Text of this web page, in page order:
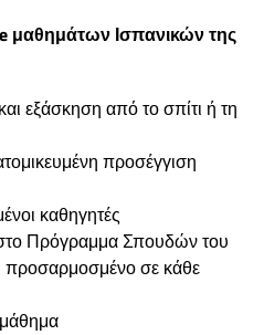
μαθημάτων Ισπανικών της
εξάσκηση από το σπίτι ή τη
προσέγγιση
καθηγητές
Πρόγραμμα Σπουδών του
προσαρμοσμένο σε κάθε
μάθημα